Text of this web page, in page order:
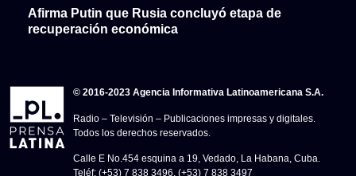
Afirma Putin que Rusia concluyó etapa de
recuperación económica
© 2016-2023 Agencia Informativa Latinoamericana S.A.
Radio – Televisión – Publicaciones impresas y digitales.
Todos los derechos reservados.
Calle E No.454 esquina a 19, Vedado, La Habana, Cuba.
Teléf: (+53) 7 838 3496, (+53) 7 838 3497